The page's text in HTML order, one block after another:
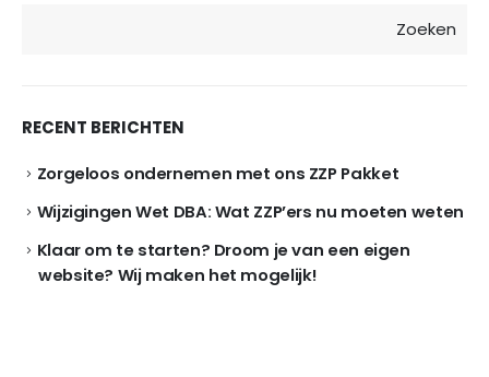
Zoeken
RECENT BERICHTEN
Zorgeloos ondernemen met ons ZZP Pakket
Wijzigingen Wet DBA: Wat ZZP’ers nu moeten weten
Klaar om te starten? Droom je van een eigen
website? Wij maken het mogelijk!